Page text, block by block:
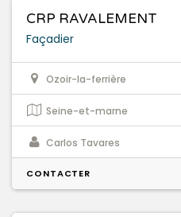
CRP RAVALEMENT
Façadier
Ozoir-la-ferrière
Seine-et-marne
Carlos Tavares
CONTACTER